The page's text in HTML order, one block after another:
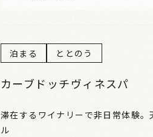
泊まる ととのう
カーブドッチヴィネスパ
滞在するワイナリーで非日常体験
ル